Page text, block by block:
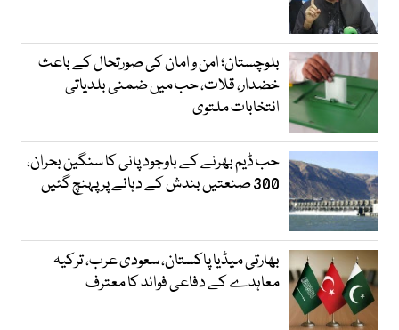
بلوچستان؛ امن و امان کی صورتحال کے باعث
خضدار، قلات، حب میں ضمنی بلدیاتی
انتخابات ملتوی
حب ڈیم بھرنے کے باوجود پانی کا سنگین بحران،
300 صنعتیں بندش کے دہانے پر پہنچ گئیں
بھارتی میڈیا پاکستان، سعودی عرب، ترکیہ
معاہدے کے دفاعی فوائد کا معترف